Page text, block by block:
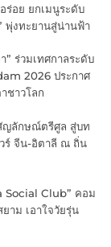
ร่อย ยกเมนูระดับ
พุ่งทะยานสู่น่านฟ้า
” ร่วมเทศกาลระดับ
2026 ประกาศ
ชาวโลก
ญลักษณ์ตรีศูล สู่บท
ร์ จีน-อิตาลี ณ ถิ่น
Social Club” คอม
าม เอาใจวัยรุ่น